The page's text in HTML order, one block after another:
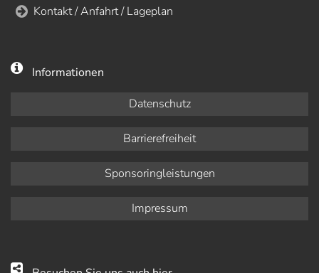
Kontakt / Anfahrt / Lageplan
Informationen
Datenschutz
Barrierefreiheit
Sponsoringleistungen
Impressum